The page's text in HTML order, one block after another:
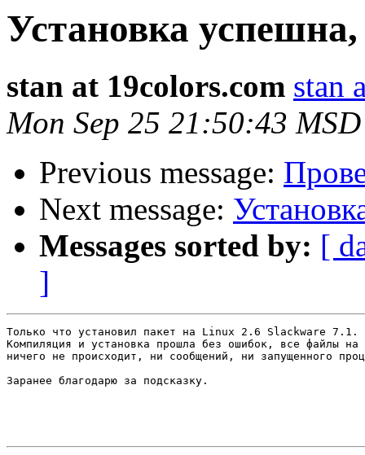
Установка успешна,
stan at 19colors.com stan
Mon Sep 25 21:50:43
Previous message:
Next message:
Messages sorted by: [
]
Только что установил пакет на Linux 2.6 Slackware 7.1.
Компиляция и установка прошла без ошибок, все файлы
ничего не происходит, ни сообщений, ни запущенного
Заранее благодарю за подсказку.